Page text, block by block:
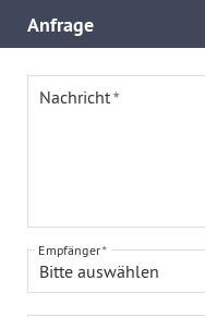
Anfrage
Nachricht
Bitte auswählen
Empfänger